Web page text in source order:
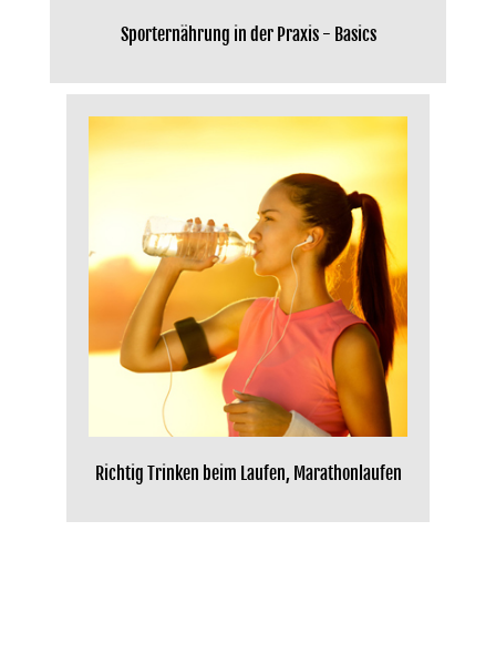
Sporternährung in der Praxis - Basics
Richtig Trinken beim Laufen, Marathonlaufen